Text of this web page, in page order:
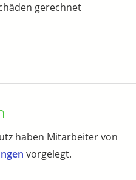
gerechnet
haben Mitarbeiter von
vorgelegt.